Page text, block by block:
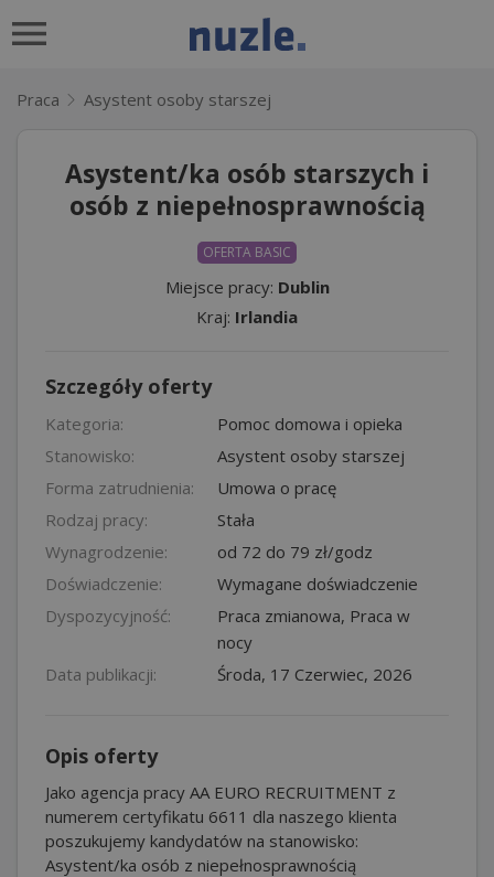
Praca Asystent osoby starszej
Asystent/ka osób starszych i
osób z niepełnosprawnością
OFERTA BASIC
Miejsce pracy: Dublin
Kraj: Irlandia
Szczegóły oferty
Kategoria:
Pomoc domowa i opieka
Stanowisko:
Asystent osoby starszej
Forma zatrudnienia:
Umowa o pracę
Rodzaj pracy:
Stała
Wynagrodzenie:
od 72 do 79 zł/godz
Doświadczenie:
Wymagane doświadczenie
Dyspozycyjność:
Praca zmianowa, Praca w
nocy
Data publikacji:
Środa, 17 Czerwiec, 2026
Opis oferty
Jako agencja pracy AA EURO RECRUITMENT z
numerem certyfikatu 6611 dla naszego klienta
poszukujemy kandydatów na stanowisko:
Asystent/ka osób z niepełnosprawnością